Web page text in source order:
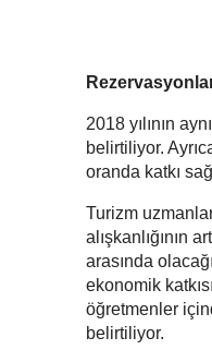
2018 yılının
belirtiliyor.
oranda katkı
Turizm
alışkanlığının
arasında
ekonomik
öğretmenler
belirtiliyor.